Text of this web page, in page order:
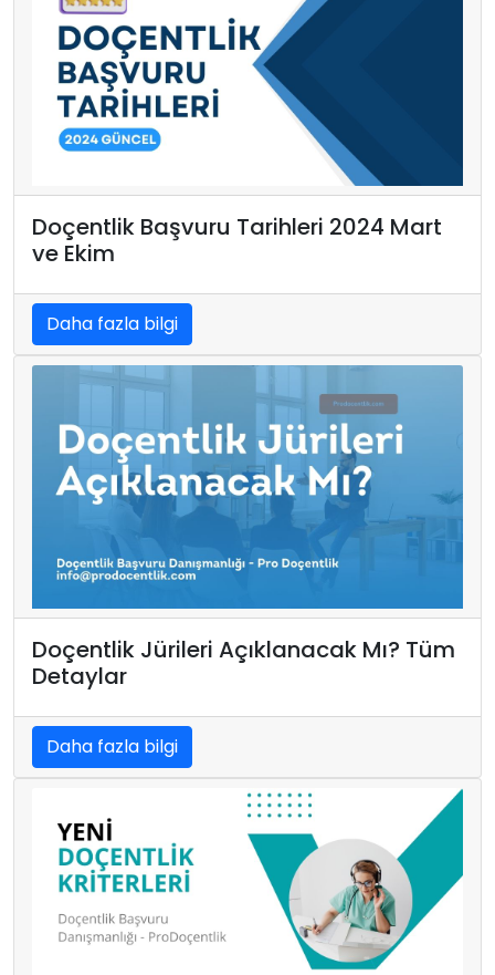
Doçentlik Başvuru Tarihleri 2024 Mart
ve Ekim
Daha fazla bilgi
Doçentlik Jürileri Açıklanacak Mı? Tüm
Detaylar
Daha fazla bilgi